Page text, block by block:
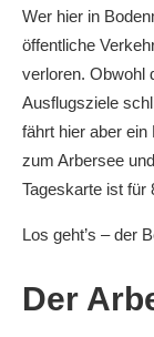
Wer hier in
öffentliche
verloren. Obwohl
Ausflugsziele
fährt hier aber
zum Arbersee
Tageskarte ist für
Los geht’s – der
Der